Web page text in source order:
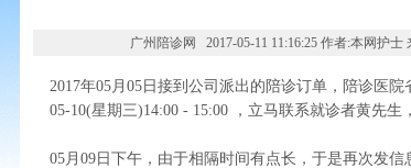
广州陪诊网 2017-05-11 11:16:25 作者:本网护
2017年05月05日接到公司派出的陪诊订单，陪诊医
05-10(星期三)14:00 - 15:00 ，立马联系就诊者黄先生
05月09日下午，由于相隔时间有点长，于是再次发信